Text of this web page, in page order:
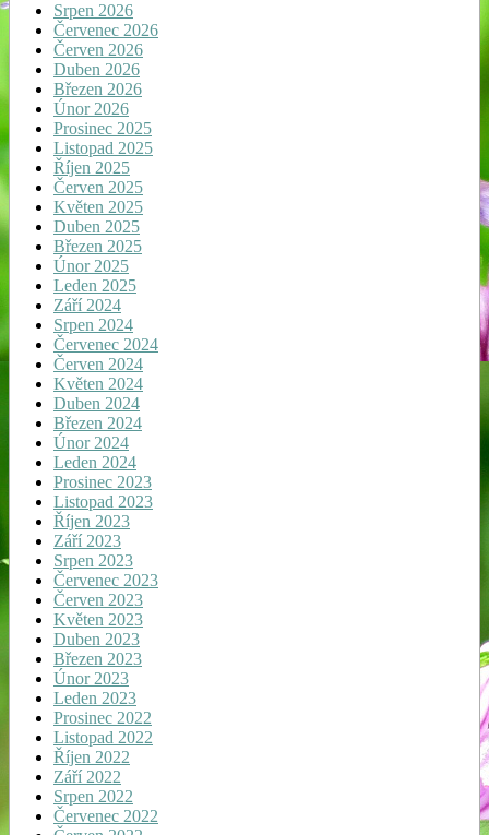
Srpen 2026
Červenec 2026
Červen 2026
Duben 2026
Březen 2026
Únor 2026
Prosinec 2025
Listopad 2025
Říjen 2025
Červen 2025
Květen 2025
Duben 2025
Březen 2025
Únor 2025
Leden 2025
Září 2024
Srpen 2024
Červenec 2024
Červen 2024
Květen 2024
Duben 2024
Březen 2024
Únor 2024
Leden 2024
Prosinec 2023
Listopad 2023
Říjen 2023
Září 2023
Srpen 2023
Červenec 2023
Červen 2023
Květen 2023
Duben 2023
Březen 2023
Únor 2023
Leden 2023
Prosinec 2022
Listopad 2022
Říjen 2022
Září 2022
Srpen 2022
Červenec 2022